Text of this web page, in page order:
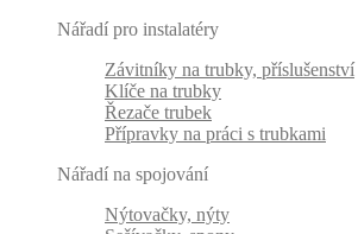
Nářadí pro instalatéry
Závitníky na trubky, příslušenství
Klíče na trubky
Řezače trubek
Přípravky na práci s trubkami
Nářadí na spojování
Nýtovačky, nýty